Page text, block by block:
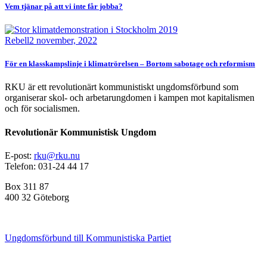
Vem tjänar på att vi inte får jobba?
Bild
Rebell2 november, 2022
För en klasskampslinje i klimatrörelsen – Bortom sabotage och reformism
RKU är ett revolutionärt kommunistiskt ungdomsförbund som
organiserar skol- och arbetarungdomen i kampen mot kapitalismen
och för socialismen.
Revolutionär Kommunistisk Ungdom
E-post: rku@rku.nu
Telefon: 031-24 44 17
Box 311 87
400 32 Göteborg
Ungdomsförbund till Kommunistiska Partiet